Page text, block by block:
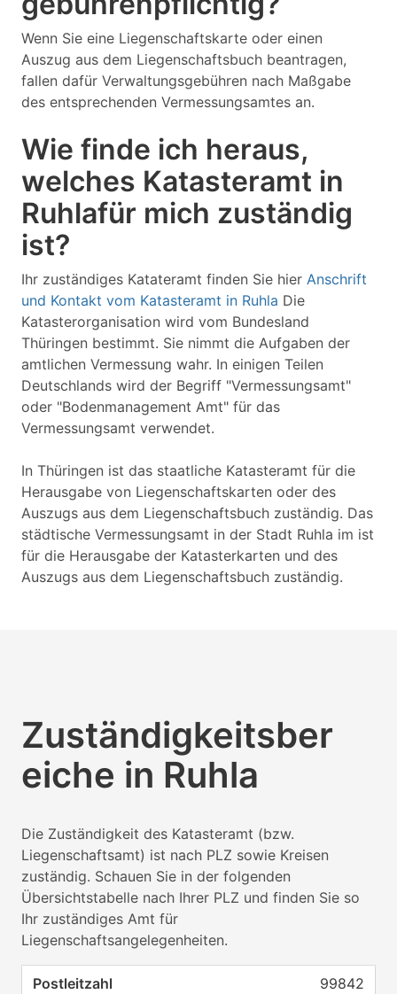
Wenn Sie eine Liegenschaftskarte oder einen
Auszug aus dem Liegenschaftsbuch beantragen,
fallen dafür Verwaltungsgebühren nach Maßgabe
des entsprechenden Vermessungsamtes an.
Wie finde ich heraus,
welches Katasteramt in
Ruhlafür mich zuständig
ist?
Ihr zuständiges Katateramt finden Sie hier Anschrift
und Kontakt vom Katasteramt in Ruhla Die
Katasterorganisation wird vom Bundesland
Thüringen bestimmt. Sie nimmt die Aufgaben der
amtlichen Vermessung wahr. In einigen Teilen
Deutschlands wird der Begriff "Vermessungsamt"
oder "Bodenmanagement Amt" für das
Vermessungsamt verwendet.
In Thüringen ist das staatliche Katasteramt für die
Herausgabe von Liegenschaftskarten oder des
Auszugs aus dem Liegenschaftsbuch zuständig. Das
städtische Vermessungsamt in der Stadt Ruhla im ist
für die Herausgabe der Katasterkarten und des
Auszugs aus dem Liegenschaftsbuch zuständig.
Zuständigkeitsber
eiche in Ruhla
Die Zuständigkeit des Katasteramt (bzw.
Liegenschaftsamt) ist nach PLZ sowie Kreisen
zuständig. Schauen Sie in der folgenden
Übersichtstabelle nach Ihrer PLZ und finden Sie so
Ihr zuständiges Amt für
Liegenschaftsangelegenheiten.
99842